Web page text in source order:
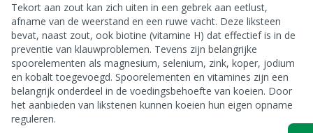
Tekort aan zout kan zich uiten in een gebrek aan eetlust,
afname van de weerstand en een ruwe vacht. Deze liksteen
bevat, naast zout, ook biotine (vitamine H) dat effectief is in de
preventie van klauwproblemen. Tevens zijn belangrijke
spoorelementen als magnesium, selenium, zink, koper, jodium
en kobalt toegevoegd. Spoorelementen en vitamines zijn een
belangrijk onderdeel in de voedingsbehoefte van koeien. Door
het aanbieden van likstenen kunnen koeien hun eigen opname
reguleren.